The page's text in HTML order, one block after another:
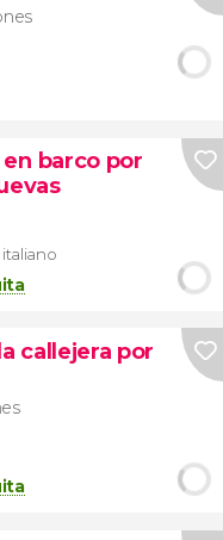
barco por
italiano
callejera por